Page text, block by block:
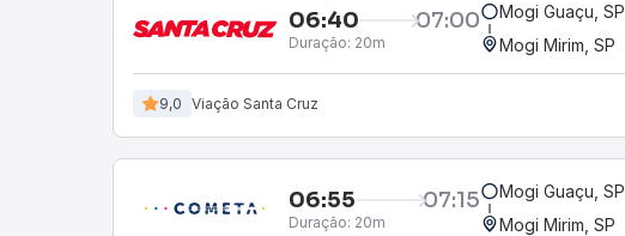
06:40 07:00
Duração: 20m
Mogi Guaçu, SP
Mogi Mirim, SP
9,0 Viação Santa Cruz
06:55 07:15
Duração: 20m
Mogi Guaçu, SP
Mogi Mirim, SP